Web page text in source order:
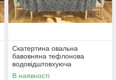
Скатертина овальна
бавовняна тефлонова
водовідштовхуюча
коричнево-блакитне листя
В наявності